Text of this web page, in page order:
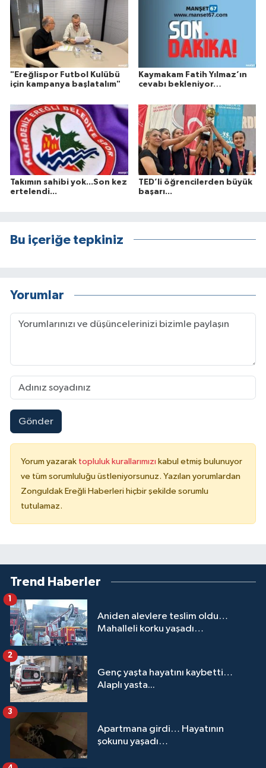
"Ereğlispor Futbol Kulübü
için kampanya başlatalım"
Kaymakam Fatih Yılmaz’ın
cevabı bekleniyor…
Takımın sahibi yok...Son kez
ertelendi...
TED’li öğrencilerden büyük
başarı...
Bu içeriğe tepkiniz
Yorumlar
Gönder
Yorum yazarak topluluk kurallarımızı kabul etmiş bulunuyor
ve tüm sorumluluğu üstleniyorsunuz. Yazılan yorumlardan
Zonguldak Ereğli Haberleri hiçbir şekilde sorumlu
tutulamaz.
Trend Haberler
Aniden alevlere teslim oldu…
Mahalleli korku yaşadı…
1
Genç yaşta hayatını kaybetti…
Alaplı yasta...
2
Apartmana girdi… Hayatının
şokunu yaşadı…
3